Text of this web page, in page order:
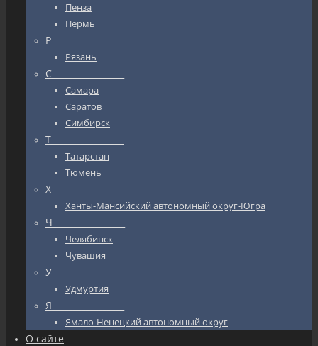
Пенза
Пермь
Р_________________
Рязань
С_________________
Самара
Саратов
Симбирск
Т_________________
Татарстан
Тюмень
Х_________________
Ханты-Мансийский автономный округ-Югра
Ч_________________
Челябинск
Чувашия
У_________________
Удмуртия
Я_________________
Ямало-Ненецкий автономный округ
О сайте